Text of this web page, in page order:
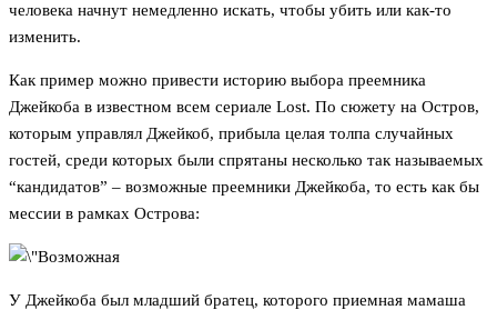
человека начнут немедленно искать, чтобы убить или как-то
изменить.
Как пример можно привести историю выбора преемника
Джейкоба в известном всем сериале Lost. По сюжету на Остров,
которым управлял Джейкоб, прибыла целая толпа случайных
гостей, среди которых были спрятаны несколько так называемых
“кандидатов” – возможные преемники Джейкоба, то есть как бы
мессии в рамках Острова:
У Джейкоба был младший братец, которого приемная мамаша